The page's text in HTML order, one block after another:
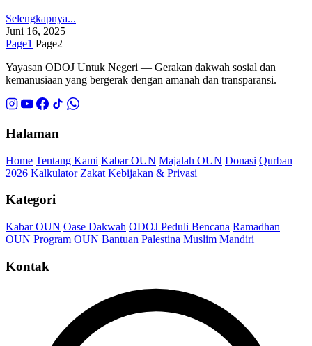
Selengkapnya...
Juni 16, 2025
Page1 Page2
Yayasan ODOJ Untuk Negeri — Gerakan dakwah sosial dan
kemanusiaan yang bergerak dengan amanah dan transparansi.
Halaman
Home Tentang Kami Kabar OUN Majalah OUN Donasi Qurban
2026 Kalkulator Zakat Kebijakan & Privasi
Kategori
Kabar OUN Oase Dakwah ODOJ Peduli Bencana Ramadhan
OUN Program OUN Bantuan Palestina Muslim Mandiri
Kontak